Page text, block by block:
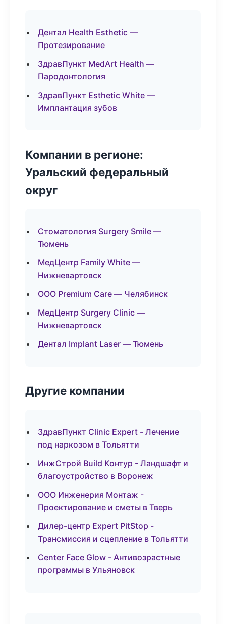
Дентал Health Esthetic —
Протезирование
ЗдравПункт MedArt Health —
Пародонтология
ЗдравПункт Esthetic White —
Имплантация зубов
Компании в регионе:
Уральский федеральный
округ
Стоматология Surgery Smile —
Тюмень
МедЦентр Family White —
Нижневартовск
ООО Premium Care — Челябинск
МедЦентр Surgery Clinic —
Нижневартовск
Дентал Implant Laser — Тюмень
Другие компании
ЗдравПункт Clinic Expert - Лечение
под наркозом в Тольятти
ИнжСтрой Build Контур - Ландшафт и
благоустройство в Воронеж
ООО Инженерия Монтаж -
Проектирование и сметы в Тверь
Дилер-центр Expert PitStop -
Трансмиссия и сцепление в Тольятти
Center Face Glow - Антивозрастные
программы в Ульяновск